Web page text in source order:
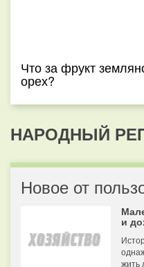
Что за фрукт
орех?
НАРОДНЫЙ
Новое от
и
жить